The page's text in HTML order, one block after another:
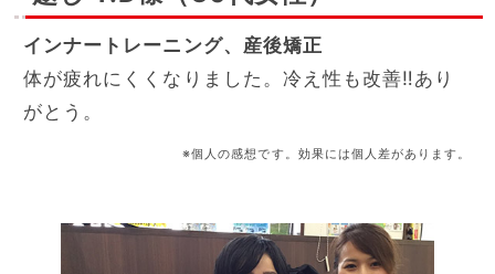
インナートレーニング、産後矯正
体が疲れにくくなりました。冷え性も改善‼あり
がとう。
※個人の感想です。効果には個人差があります。